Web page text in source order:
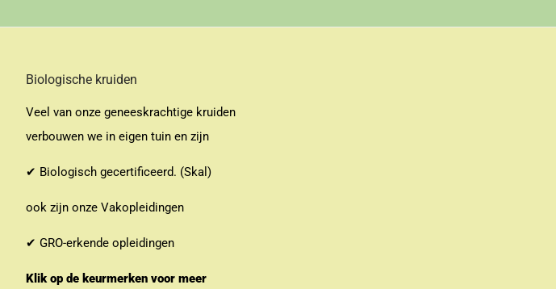
Biologische kruiden
Veel van onze geneeskrachtige kruiden
verbouwen we in eigen tuin en zijn
✔ Biologisch gecertificeerd. (Skal)
ook zijn onze Vakopleidingen
✔ GRO-erkende opleidingen
Klik op de keurmerken voor meer